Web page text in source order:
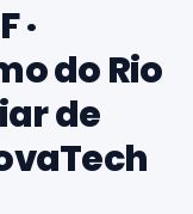
·
do Rio
de